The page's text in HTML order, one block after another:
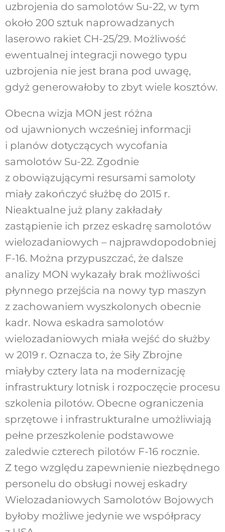
uzbrojenia do samolotów Su-22, w tym
około 200 sztuk naprowadzanych
laserowo rakiet CH-25/29. Możliwość
ewentualnej integracji nowego typu
uzbrojenia nie jest brana pod uwagę,
gdyż generowałoby to zbyt wiele kosztów.
Obecna wizja MON jest różna
od ujawnionych wcześniej informacji
i planów dotyczących wycofania
samolotów Su-22. Zgodnie
z obowiązującymi resursami samoloty
miały zakończyć służbę do 2015 r.
Nieaktualne już plany zakładały
zastąpienie ich przez eskadrę samolotów
wielozadaniowych – najprawdopodobniej
F-16. Można przypuszczać, że dalsze
analizy MON wykazały brak możliwości
płynnego przejścia na nowy typ maszyn
z zachowaniem wyszkolonych obecnie
kadr. Nowa eskadra samolotów
wielozadaniowych miała wejść do służby
w 2019 r. Oznacza to, że Siły Zbrojne
miałyby cztery lata na modernizację
infrastruktury lotnisk i rozpoczęcie procesu
szkolenia pilotów. Obecne ograniczenia
sprzętowe i infrastrukturalne umożliwiają
pełne przeszkolenie podstawowe
zaledwie czterech pilotów F-16 rocznie.
Z tego względu zapewnienie niezbędnego
personelu do obsługi nowej eskadry
Wielozadaniowych Samolotów Bojowych
byłoby możliwe jedynie we współpracy